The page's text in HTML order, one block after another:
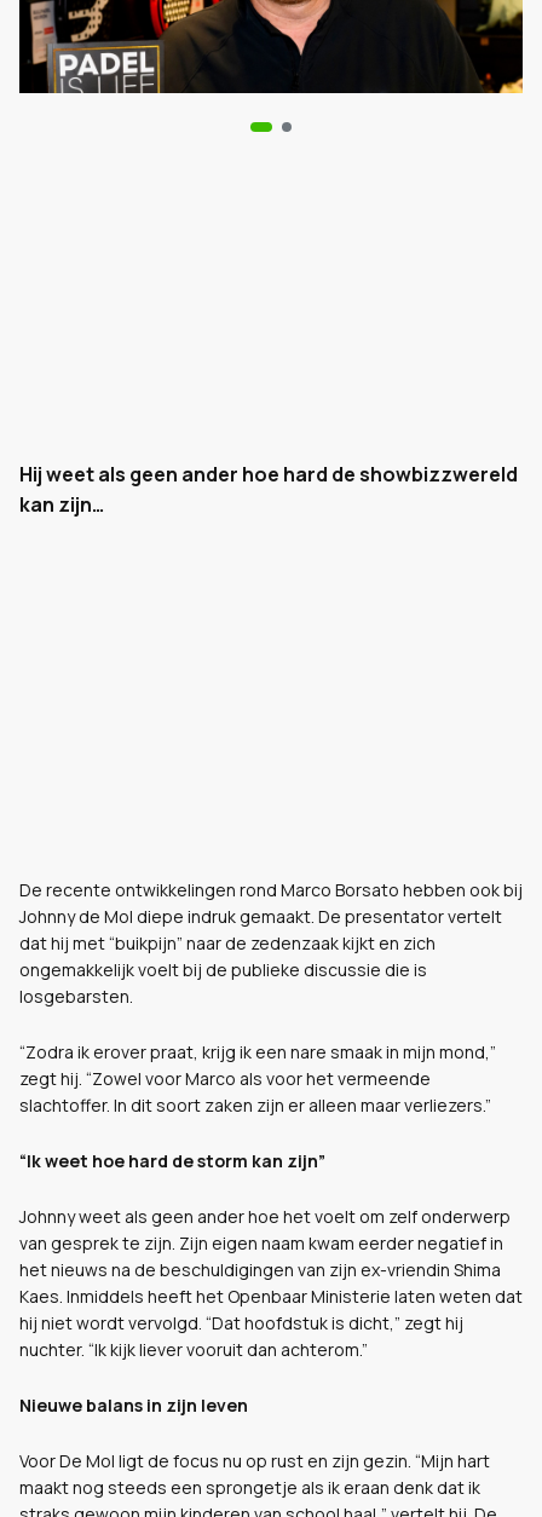
Hij weet als geen ander hoe hard de showbizzwereld
kan zijn…
De recente ontwikkelingen rond Marco Borsato hebben ook bij
Johnny de Mol diepe indruk gemaakt. De presentator vertelt
dat hij met “buikpijn” naar de zedenzaak kijkt en zich
ongemakkelijk voelt bij de publieke discussie die is
losgebarsten.
“Zodra ik erover praat, krijg ik een nare smaak in mijn mond,”
zegt hij. “Zowel voor Marco als voor het vermeende
slachtoffer. In dit soort zaken zijn er alleen maar verliezers.”
“Ik weet hoe hard de storm kan zijn”
Johnny weet als geen ander hoe het voelt om zelf onderwerp
van gesprek te zijn. Zijn eigen naam kwam eerder negatief in
het nieuws na de beschuldigingen van zijn ex-vriendin Shima
Kaes. Inmiddels heeft het Openbaar Ministerie laten weten dat
hij niet wordt vervolgd. “Dat hoofdstuk is dicht,” zegt hij
nuchter. “Ik kijk liever vooruit dan achterom.”
Nieuwe balans in zijn leven
Voor De Mol ligt de focus nu op rust en zijn gezin. “Mijn hart
maakt nog steeds een sprongetje als ik eraan denk dat ik